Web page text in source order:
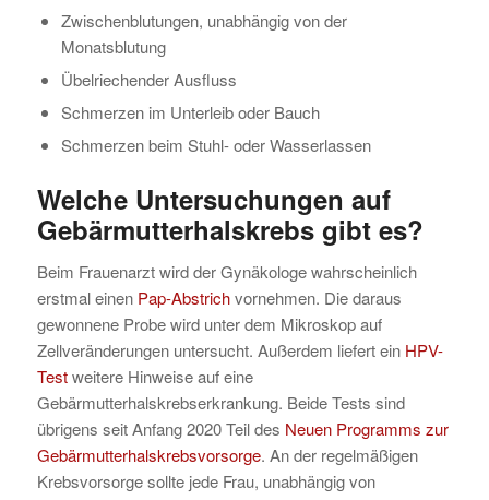
Zwischenblutungen, unabhängig von der
Monatsblutung
Übelriechender Ausfluss
Schmerzen im Unterleib oder Bauch
Schmerzen beim Stuhl- oder Wasserlassen
Welche Untersuchungen auf
Gebärmutterhalskrebs gibt es?
Beim Frauenarzt wird der Gynäkologe wahrscheinlich
erstmal einen Pap-Abstrichvornehmen. Die daraus
gewonnene Probe wird unter dem Mikroskop auf
Zellveränderungen untersucht. Außerdem liefert ein HPV-
Testweitere Hinweise auf eine
Gebärmutterhalskrebserkrankung. Beide Tests sind
übrigens seit Anfang 2020 Teil des Neuen Programms zur
Gebärmutterhalskrebsvorsorge. An der regelmäßigen
Krebsvorsorge sollte jede Frau, unabhängig von